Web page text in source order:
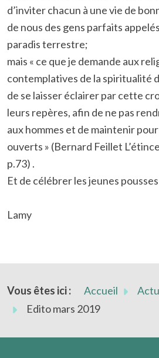
d’inviter chacun à une vie de
de nous des gens parfaits
paradis terrestre;
mais « ce que je demande aux
contemplatives de la spiritualité
de se laisser éclairer par cette
leurs repères, afin de ne pas
aux hommes et de maintenir
ouverts » (Bernard Feillet
p.73) .
Et de célébrer les jeunes
Lamy
Vous êtes ici : Accueil
Edito mars 2019